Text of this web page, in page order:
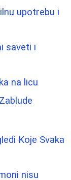
upotrebu i
saveti i
na licu
Koje Svaka
nisu